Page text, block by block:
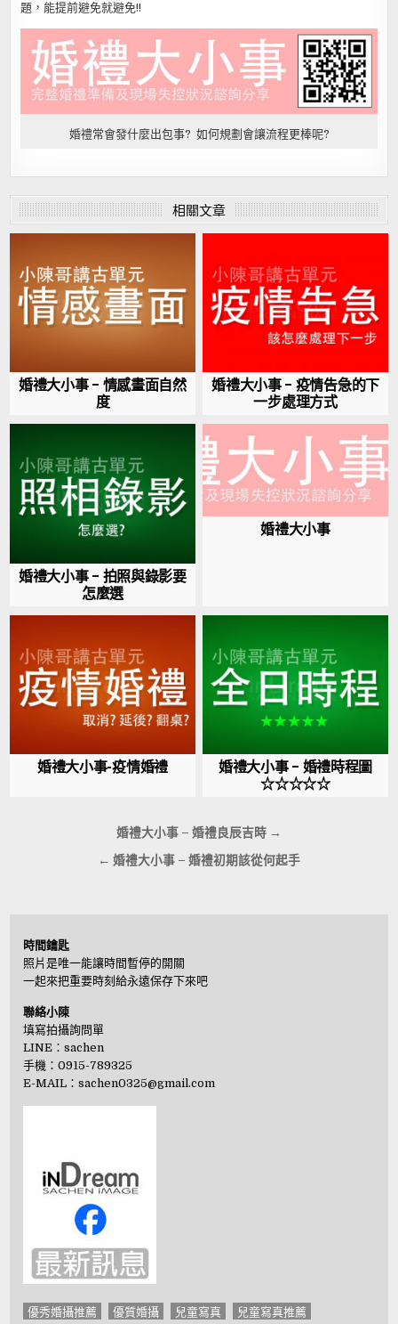
題，能提前避免就避免!!
婚禮常會發什麼出包事? 如何規劃會讓流程更棒呢?
相關文章
婚禮大小事 – 情感畫面自然
度
婚禮大小事 – 疫情告急的下
一步處理方式
婚禮大小事 – 拍照與錄影要
怎麼選
婚禮大小事
婚禮大小事-疫情婚禮
婚禮大小事 – 婚禮時程圖
☆☆☆☆☆
婚禮大小事 – 婚禮良辰吉時 →
← 婚禮大小事 – 婚禮初期該從何起手
時間鑰匙
照片是唯一能讓時間暫停的開關
一起來把重要時刻給永遠保存下來吧
聯絡小陳
填寫拍攝詢問單
LINE：sachen
手機：0915-789325
E-MAIL：sachen0325@gmail.com
優秀婚攝推薦 優質婚攝 兒童寫真
兒童寫真推薦